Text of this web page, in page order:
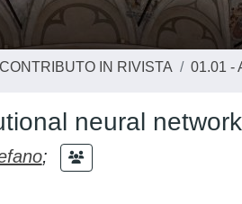
IN RIVISTA 01.01 -
neural
;